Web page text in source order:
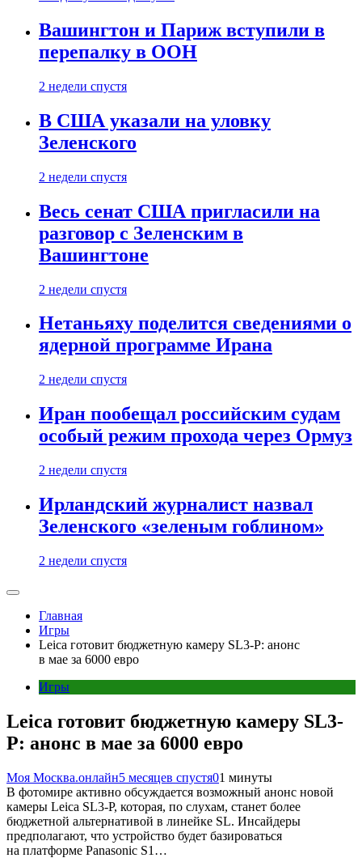
Вашингтон и Париж вступили в
перепалку в ООН
2 недели спустя
В США указали на уловку
Зеленского
2 недели спустя
Весь сенат США пригласили на
разговор с Зеленским в
Вашингтоне
2 недели спустя
Нетаньяху поделится сведениями о
ядерной программе Ирана
2 недели спустя
Иран пообещал российским судам
особый режим прохода через Ормуз
2 недели спустя
Ирландский журналист назвал
Зеленского «зеленым гоблином»
2 недели спустя
Главная
Игры
Leica готовит бюджетную камеру SL3-P: анонс
в мае за 6000 евро
Игры
Leica готовит бюджетную камеру SL3-
P: анонс в мае за 6000 евро
Моя Москва.онлайн5 месяцев спустя01 минуты
В фотомире активно обсуждается возможный анонс новой
камеры Leica SL3-P, которая, по слухам, станет более
бюджетной альтернативой в линейке SL. Инсайдеры
предполагают, что устройство будет базироваться
на платформе Panasonic S1…